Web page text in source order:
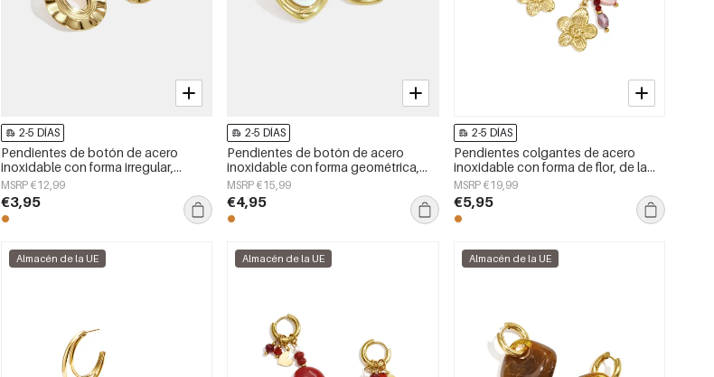
2-5 DÍAS
Pendientes de botón de acero
inoxidable con forma irregular,
sencillos, de la serie Daily Simple,
joyería para mujer.
MSRP €12,99
€3,95
2-5 DÍAS
Pendientes de botón de acero
inoxidable con forma geométrica,
sencillos, de la serie Daily Simple,
joyería para mujer.
MSRP €15,99
€4,95
2-5 DÍAS
Pendientes colgantes de acero
inoxidable con forma de flor, de la
serie Daily Simple, joyería para mujer.
MSRP €19,99
€5,95
Almacén de la UE Almacén de la UE Almacén de la UE